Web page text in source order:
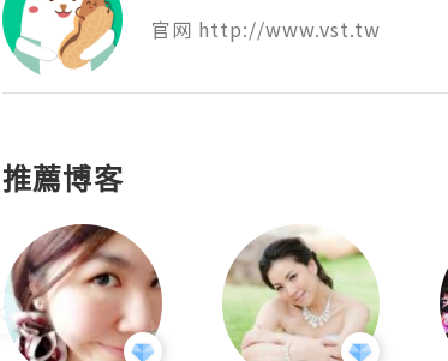
官网 http://www.vst.tw
推薦博客